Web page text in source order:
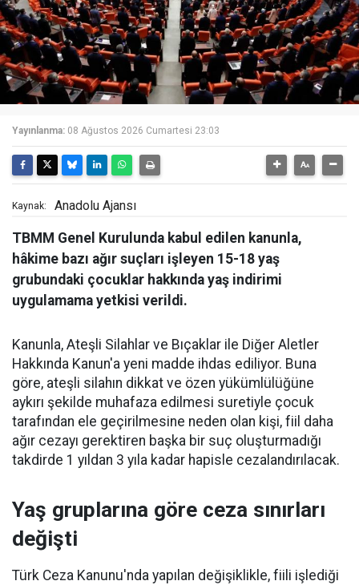
Yayınlanma: 08 Ağustos 2026 Cumartesi 23:03
Kaynak: Anadolu Ajansı
TBMM Genel Kurulunda kabul edilen kanunla,
hâkime bazı ağır suçları işleyen 15-18 yaş
grubundaki çocuklar hakkında yaş indirimi
uygulamama yetkisi verildi.
Kanunla, Ateşli Silahlar ve Bıçaklar ile Diğer Aletler
Hakkında Kanun'a yeni madde ihdas ediliyor. Buna
göre, ateşli silahın dikkat ve özen yükümlülüğüne
aykırı şekilde muhafaza edilmesi suretiyle çocuk
tarafından ele geçirilmesine neden olan kişi, fiil daha
ağır cezayı gerektiren başka bir suç oluşturmadığı
takdirde 1 yıldan 3 yıla kadar hapisle cezalandırılacak.
Yaş gruplarına göre ceza sınırları
değişti
Türk Ceza Kanunu'nda yapılan değişiklikle, fiili işlediği